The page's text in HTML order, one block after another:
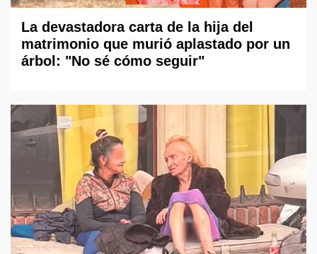
La devastadora carta de la hija del
matrimonio que murió aplastado por un
árbol: "No sé cómo seguir"